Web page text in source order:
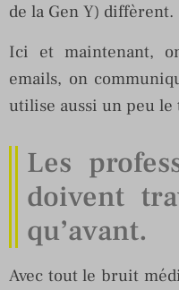
de la Gen Y) diffèrent.
Ici et maintenant,
emails, on
utilise aussi un peu
Les
doivent
qu’avant.
Avec tout le bruit